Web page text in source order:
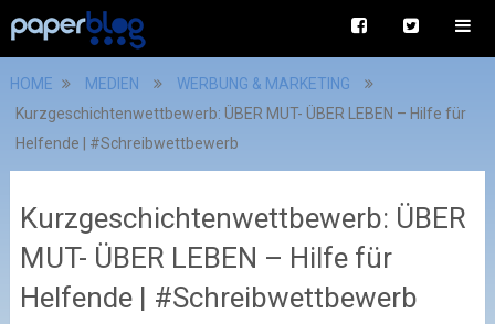
HOME MEDIEN
WERBUNG & MARKETING
Kurzgeschichtenwettbewerb: ÜBER MUT- ÜBER LEBEN – Hilfe für
Helfende | #Schreibwettbewerb
Kurzgeschichtenwettbewerb: ÜBER
MUT- ÜBER LEBEN – Hilfe für
Helfende | #Schreibwettbewerb